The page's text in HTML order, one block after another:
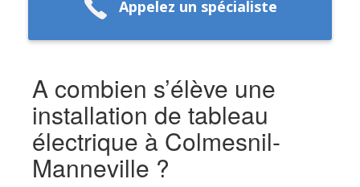
Appelez un spécialiste
A combien s’élève une
installation de tableau
électrique à Colmesnil-
Manneville ?